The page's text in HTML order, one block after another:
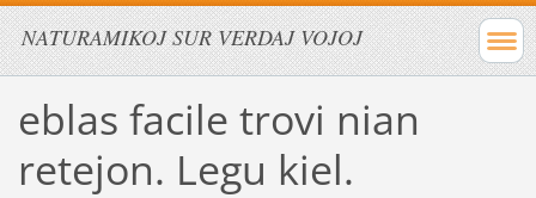
NATURAMIKOJ SUR VERDAJ VOJOJ
eblas facile trovi nian
retejon. Legu kiel.